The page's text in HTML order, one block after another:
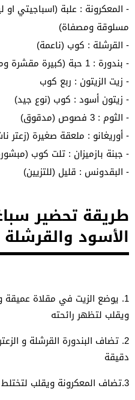
- المعكرونة : علبة (اسباجيتي او
مسلوقة ومصفاة)
- القرشلة : كوب (ناعمة)
- بندورة : 1 حبة (كبيرة مقشرة ومفرومة)
- زيت الزيتون : ربع كوب
- زيتون أسود : كوب (نوع جيد)
- الثوم : 3 فصوص (مدقوق)
- أوريغانو : ملعقة صغيرة (زعتر
- جبنة بازميزان : تلت كوب
- البقدونس : قليل (للتزيين)
طريقة تحضير
الأسود والقرشلة
1. يوضع الزيت في مقلاة
ويقلب لتظهر رائحته
دقيقة
3.تضاف المعكرونة ويقلب لتختلط القرشلة بالزيتون والمعكرونة